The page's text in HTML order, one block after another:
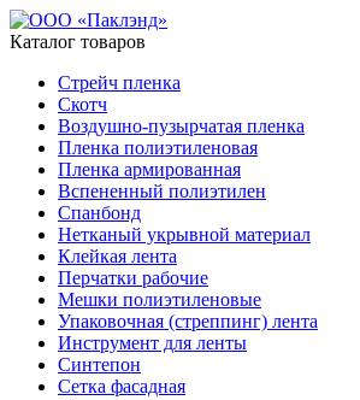
Каталог товаров
Стрейч пленка
Скотч
Воздушно-пузырчатая пленка
Пленка полиэтиленовая
Пленка армированная
Вспененный полиэтилен
Спанбонд
Нетканый укрывной материал
Клейкая лента
Перчатки рабочие
Мешки полиэтиленовые
Упаковочная (стреппинг) лента
Инструмент для ленты
Синтепон
Сетка фасадная